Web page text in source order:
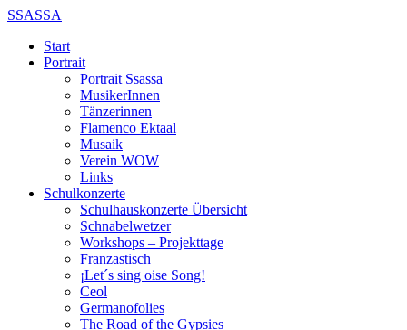
SSASSA
Start
Portrait
Portrait Ssassa
MusikerInnen
Tänzerinnen
Flamenco Ektaal
Musaik
Verein WOW
Links
Schulkonzerte
Schulhauskonzerte Übersicht
Schnabelwetzer
Workshops – Projekttage
Franzastisch
¡Let´s sing oise Song!
Ceol
Germanofolies
The Road of the Gypsies